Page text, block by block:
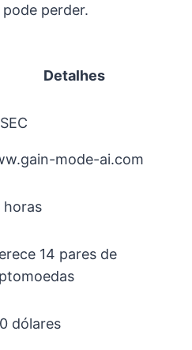
perder.
Detalhes
mode-ai.com
horas
14 pares de
dólares